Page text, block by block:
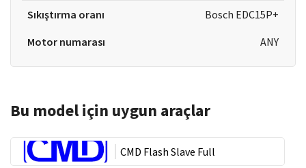
Sıkıştırma oranı
Bosch EDC15P+
Motor numarası
ANY
Bu model için uygun araçlar
CMD Flash Slave Full